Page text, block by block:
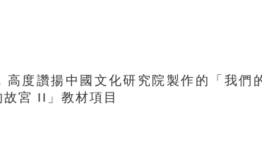
度讚揚中國文化研究院製作的「我們
宮 II」教材項目